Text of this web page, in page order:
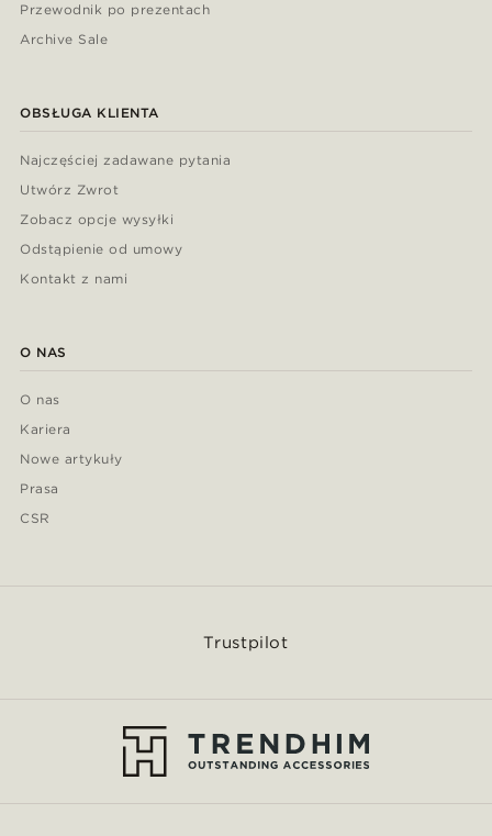
Przewodnik po prezentach
Archive Sale
OBSŁUGA KLIENTA
Najczęściej zadawane pytania
Utwórz Zwrot
Zobacz opcje wysyłki
Odstąpienie od umowy
Kontakt z nami
O NAS
O nas
Kariera
Nowe artykuły
Prasa
CSR
Trustpilot